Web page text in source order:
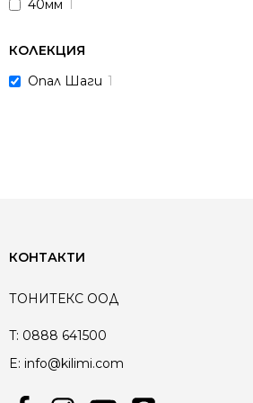
40мм
КОЛЕКЦИЯ
Опал Шаги 1
КОНТАКТИ
ТОНИТЕКС ООД
T: 0888 641500
E: info@kilimi.com